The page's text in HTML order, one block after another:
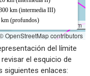
del límite
el esquicio de
siguientes enlaces: